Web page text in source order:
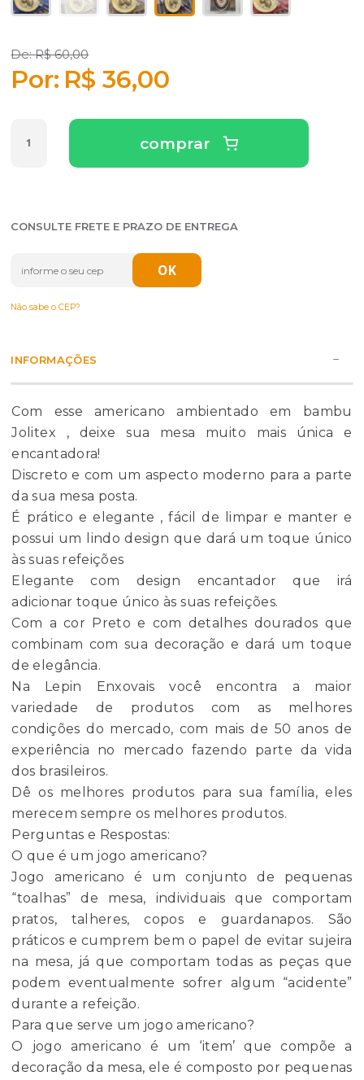
R$ 60,00
R$ 36,00
comprar
CONSULTE FRETE E PRAZO DE ENTREGA
Não sabe o CEP?
INFORMAÇÕES
Com esse americano ambientado em bambu
Jolitex , deixe sua mesa muito mais única e
encantadora!
Discreto e com um aspecto moderno para a parte
da sua mesa posta.
É prático e elegante , fácil de limpar e manter e
possui um lindo design que dará um toque único
às suas refeições
Elegante com design encantador que irá
adicionar toque único às suas refeições.
Com a cor Preto e com detalhes dourados que
combinam com sua decoração e dará um toque
de elegância.
Na Lepin Enxovais você encontra a maior
variedade de produtos com as melhores
condições do mercado, com mais de 50 anos de
experiência no mercado fazendo parte da vida
dos brasileiros.
Dê os melhores produtos para sua família, eles
merecem sempre os melhores produtos.
Perguntas e Respostas:
O que é um jogo americano?
Jogo americano é um conjunto de pequenas
“toalhas” de mesa, individuais que comportam
pratos, talheres, copos e guardanapos. São
práticos e cumprem bem o papel de evitar sujeira
na mesa, já que comportam todas as peças que
podem eventualmente sofrer algum “acidente”
durante a refeição.
Para que serve um jogo americano?
O jogo americano é um ‘item’ que compõe a
decoração da mesa, ele é composto por pequenas